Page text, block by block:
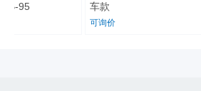
95
车款
可询价